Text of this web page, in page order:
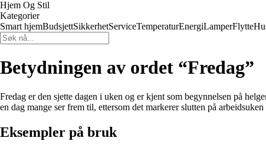
Hjem Og Stil
Kategorier
Smart hjemBudsjettSikkerhetServiceTemperaturEnergiLamperFlytte
Betydningen av ordet “Fredag”
Fredag er den sjette dagen i uken og er kjent som begynnelsen på
en dag mange ser frem til, ettersom det markerer slutten på
Eksempler på bruk